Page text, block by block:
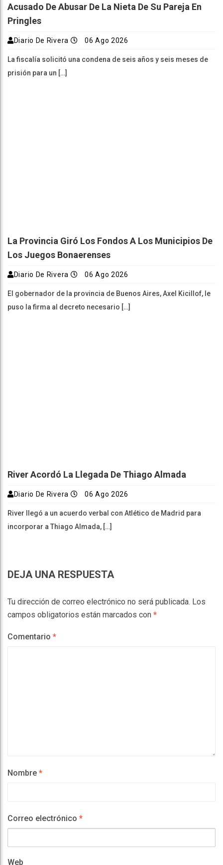
Acusado De Abusar De La Nieta De Su Pareja En
Pringles
Diario De Rivera 06 Ago 2026
La fiscalía solicitó una condena de seis años y seis meses de
prisión para un […]
La Provincia Giró Los Fondos A Los Municipios De
Los Juegos Bonaerenses
Diario De Rivera 06 Ago 2026
El gobernador de la provincia de Buenos Aires, Axel Kicillof, le
puso la firma al decreto necesario […]
River Acordó La Llegada De Thiago Almada
Diario De Rivera 06 Ago 2026
River llegó a un acuerdo verbal con Atlético de Madrid para
incorporar a Thiago Almada, […]
DEJA UNA RESPUESTA
Tu dirección de correo electrónico no será publicada. Los
campos obligatorios están marcados con *
Comentario *
Nombre *
Correo electrónico *
Web